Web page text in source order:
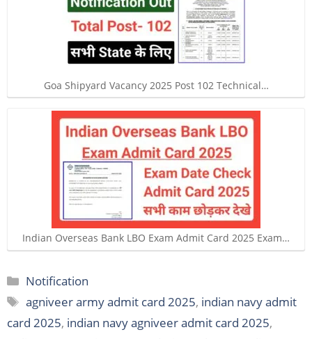
Goa Shipyard Vacancy 2025 Post 102 Technical…
Indian Overseas Bank LBO Exam Admit Card 2025 Exam…
Categories
Notification
Tags
agniveer army admit card 2025, indian navy admit
card 2025, indian navy agniveer admit card 2025,